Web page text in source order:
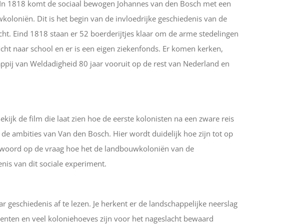
komt de sociaal bewogen Johannes van den Bosch met een
Dit is het begin van de invloedrijke geschiedenis van de
Eind 1818 staan er 52 boerderijtjes klaar om de arme stedelingen
naar school en er is een eigen ziekenfonds. Er komen kerken,
van Weldadigheid 80 jaar vooruit op de rest van Nederland en
de film die laat zien hoe de eerste kolonisten na een zware reis
ambities van Van den Bosch. Hier wordt duidelijk hoe zijn tot op
op de vraag hoe het de landbouwkoloniën van de
van dit sociale experiment.
af te lezen. Je herkent er de landschappelijke neerslag
en veel koloniehoeves zijn voor het nageslacht bewaard